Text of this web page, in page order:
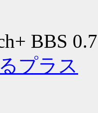
BBS
プラス